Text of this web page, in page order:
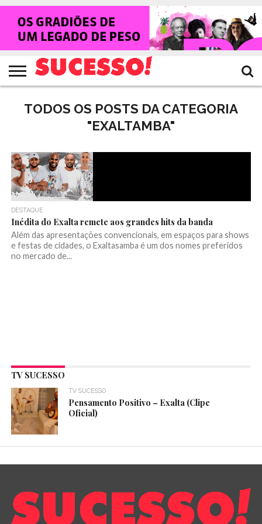
HOME
NOTÍCIAS
SHOWS
ENTREVISTAS
CLIQUES
RANKING
CROWLEY
TV
SUCESSO!
REVISTA
SUCESSO!
TODOS OS POSTS DA CATEGORIA
"EXALTAMBA"
DESTAQUE
Inédita do Exalta remete aos grandes hits da banda
Além das apresentações convencionais, em espaços para shows
e festas de cidades, o Exaltasamba é um dos nomes preferidos
no mercado de...
TV SUCESSO
TV SUCESSO
Pensamento Positivo – Exalta (Clipe
Oficial)